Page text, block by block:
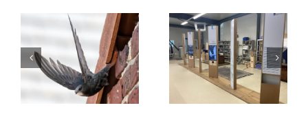
Opzetten
Duurzaamheidscentrum
bij het
Gelders
Restauratie